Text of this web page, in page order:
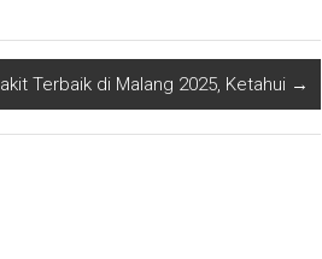
Terbaik di Malang 2025, Ketahui →